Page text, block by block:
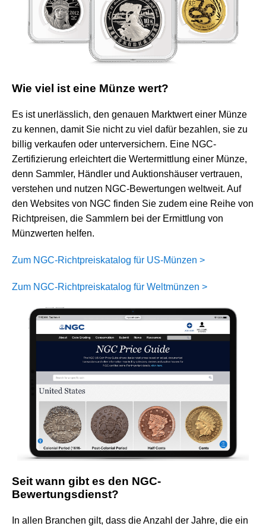
Wie viel ist eine Münze wert?
Es ist unerlässlich, den genauen Marktwert einer Münze
zu kennen, damit Sie nicht zu viel dafür bezahlen, sie zu
billig verkaufen oder unterversichern. Eine NGC-
Zertifizierung erleichtert die Wertermittlung einer Münze,
denn Sammler, Händler und Auktionshäuser vertrauen,
verstehen und nutzen NGC-Bewertungen weltweit. Auf
den Websites von NGC finden Sie zudem eine Reihe von
Richtpreisen, die Sammlern bei der Ermittlung von
Münzwerten helfen.
Zum NGC-Richtpreiskatalog für US-Münzen >
Zum NGC-Richtpreiskatalog für Weltmünzen >
Seit wann gibt es den NGC-
Bewertungsdienst?
In allen Branchen gilt, dass die Anzahl der Jahre, die ein